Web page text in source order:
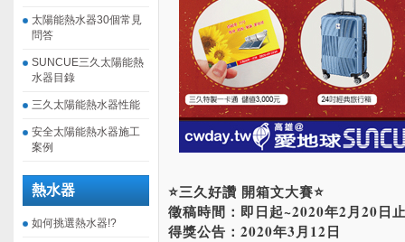
太陽能熱水器30個常見
問答
SUNCUE三久太陽能熱
水器目錄
三久太陽能熱水器性能
安全太陽能熱水器施工
案例
熱水器
如何挑選熱水器!?
⭐️三久好讚 開箱文大賽⭐️
徵稿時間：即日起~2020年2月20日
得獎公告：2020年3月12日